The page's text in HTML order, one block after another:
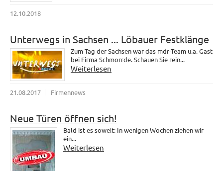
12.10.2018
Unterwegs in Sachsen ... Löbauer Festklänge
Zum Tag der Sachsen war das mdr-Team u.a. Gast
bei Firma Schmorrde. Schauen Sie rein...
Weiterlesen
21.08.2017 Firmennews
Neue Türen öffnen sich!
Bald ist es soweit: In wenigen Wochen ziehen wir
ein...
Weiterlesen